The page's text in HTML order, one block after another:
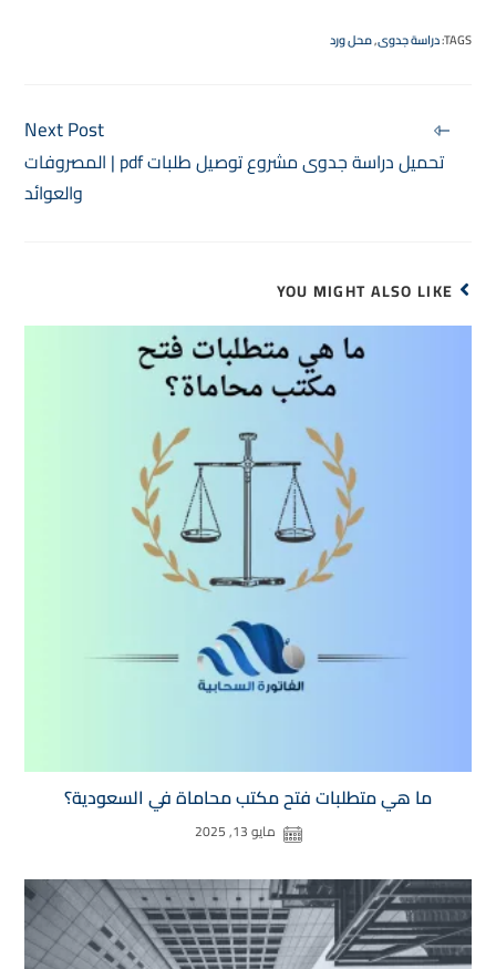
TAGS
:دراسة جدوى,محل ورد
Next Post
تحميل دراسة جدوى مشروع توصيل طلبات pdf | المصروفات
والعوائد
YOU MIGHT ALSO LIKE
ما هي متطلبات فتح مكتب محاماة في السعودية​؟
مايو 13, 2025